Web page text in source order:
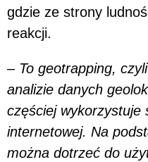
gdzie ze strony
reakcji.
– To geotrapping,
analizie danych
częściej wykorzystuje
internetowej. Na
można dotrzeć do